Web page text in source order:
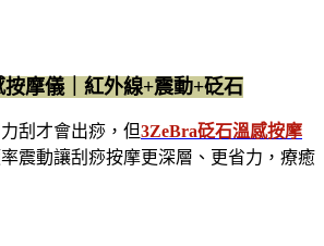
按摩儀｜紅外線+震動+砭石
刮才會出痧，但3ZeBra砭石溫感按摩
震動讓刮痧按摩更深層、更省力，療癒